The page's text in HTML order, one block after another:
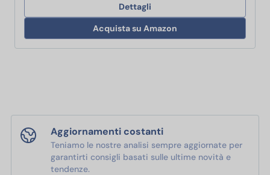
Dettagli
Acquista su Amazon
Aggiornamenti costanti
Teniamo le nostre analisi sempre aggiornate per
garantirti consigli basati sulle ultime novità e
tendenze.